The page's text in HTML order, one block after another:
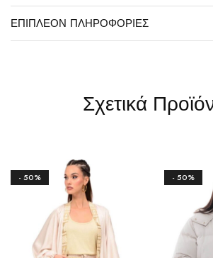
ΕΠΙΠΛΈΟΝ ΠΛΗΡΟΦΟΡΊΕΣ
Σχετικά
- 50% - 50%